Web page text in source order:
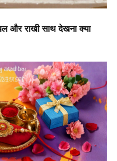
और राखी साथ देखना क्या